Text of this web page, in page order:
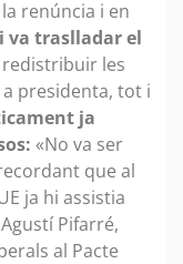
renúncia i en
va traslladar el
redistribuir les
presidenta, tot i
ja
«No va ser
que al
ja hi assistia
Pifarré,
al Pacte